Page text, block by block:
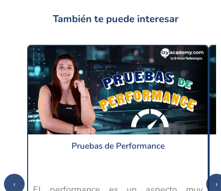
También te puede interesar
Pruebas de Performance
‹ ›